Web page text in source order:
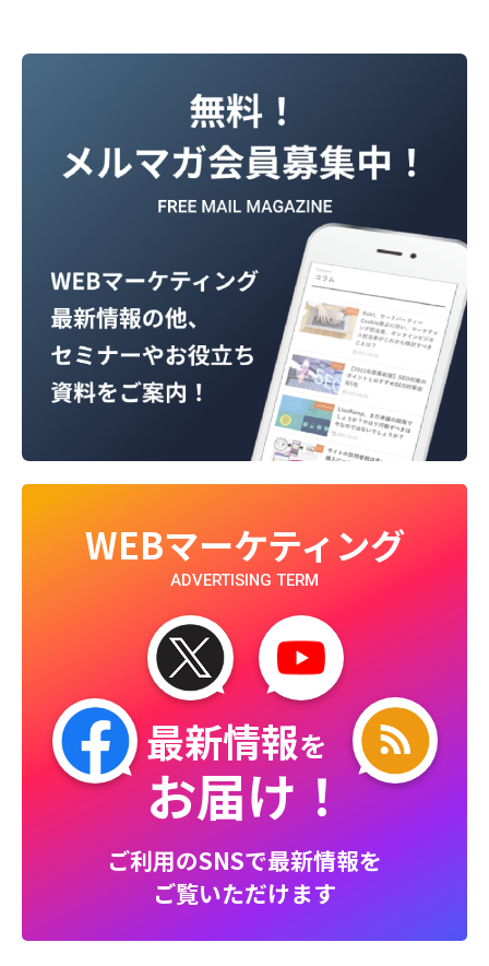
WEBマーケティング
ADVERTISING TERM
最新情報を
お届け！
ご利用のSNSで最新情報を
ご覧いただけます